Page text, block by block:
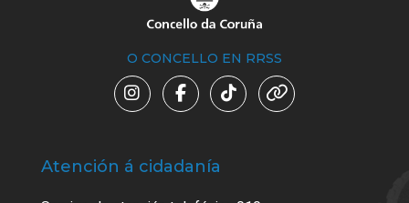
O CONCELLO EN RRSS
Atención á cidadanía